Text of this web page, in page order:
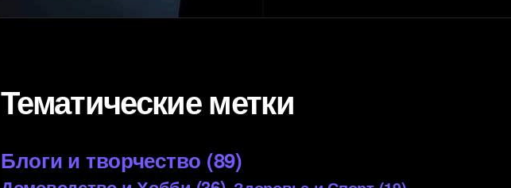
Тематические метки
Блоги и творчество (89)